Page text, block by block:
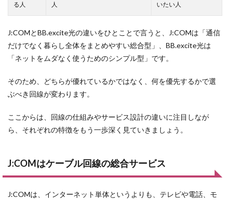
る人
人
いたい人
J:COMとBB.excite光の違いをひとことで言うと、J:COMは「通信
だけでなく暮らし全体をまとめやすい総合型」、BB.excite光は
「ネットをムダなく使うためのシンプル型」です。
そのため、どちらが優れているかではなく、何を優先するかで選
ぶべき回線が変わります。
ここからは、回線の仕組みやサービス設計の違いに注目しなが
ら、それぞれの特徴をもう一歩深く見ていきましょう。
J:COMはケーブル回線の総合サービス
J:COMは、インターネット単体というよりも、テレビや電話、モ